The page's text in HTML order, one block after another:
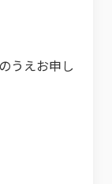
うえお申し